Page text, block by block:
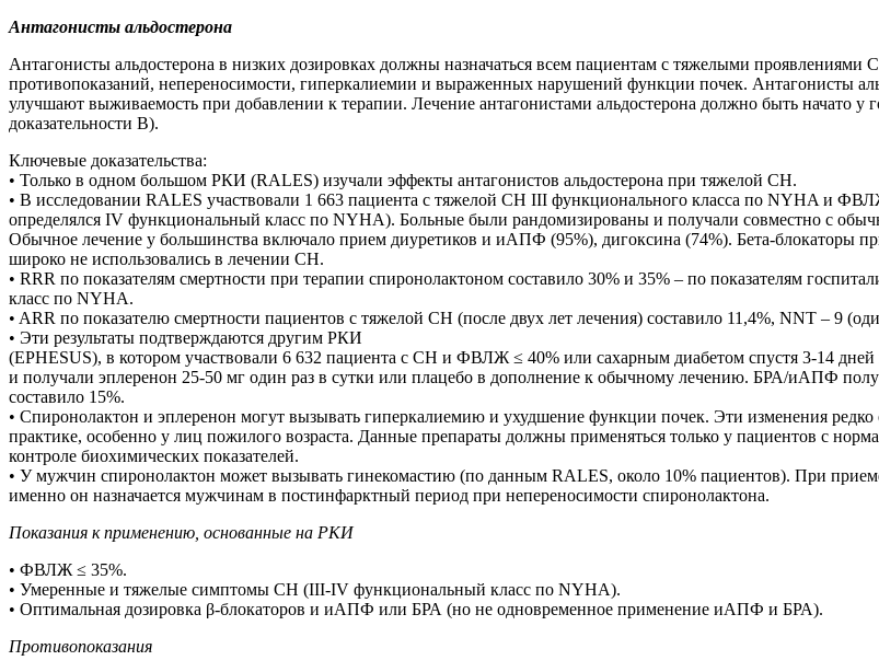
Антагонисты альдостерона
Антагонисты альдостерона в низких дозировках должны назначаться всем пациентам с тяжелыми
противопоказаний, непереносимости, гиперкалиемии и выраженных нарушений функции почек. Антагонисты
улучшают выживаемость при добавлении к терапии. Лечение антагонистами альдостерона должно быть начато
доказательности B).
Ключевые доказательства:
• Только в одном большом РКИ (RALES) изучали эффекты антагонистов альдостерона при тяжелой СН.
• В исследовании RALES участвовали 1 663 пациента с тяжелой СН III функционального класса по NYHA и
определялся IV функциональный класс по NYHA). Больные были рандомизированы и получали совместно с
Обычное лечение у большинства включало прием диуретиков и иАПФ (95%), дигоксина (74%). Бета-блокаторы
широко не использовались в лечении СН.
• RRR по показателям смертности при терапии спиронолактоном составило 30% и 35% – по показателям
класс по NYHA.
• ARR по показателю смертности пациентов с тяжелой СН (после двух лет лечения) составило 11,4%, NNT – 9
• Эти результаты подтверждаются другим РКИ
(EPHESUS), в котором участвовали 6 632 пациента с СН и ФВЛЖ ≤ 40% или сахарным диабетом спустя 3-14
и получали эплеренон 25-50 мг один раз в сутки или плацебо в дополнение к обычному лечению. БРА/иАПФ
составило 15%.
• Спиронолактон и эплеренон могут вызывать гиперкалиемию и ухудшение функции почек. Эти изменения
практике, особенно у лиц пожилого возраста. Данные препараты должны применяться только у пациентов с
контроле биохимических показателей.
• У мужчин спиронолактон может вызывать гинекомастию (по данным RALES, около 10% пациентов). При
именно он назначается мужчинам в постинфарктный период при непереносимости спиронолактона.
Показания к применению, основанные на РКИ
• ФВЛЖ ≤ 35%.
• Умеренные и тяжелые симптомы СН (III-IV функциональный класс по NYHA).
• Оптимальная дозировка β-блокаторов и иАПФ или БРА (но не одновременное применение иАПФ и БРА).
Противопоказания